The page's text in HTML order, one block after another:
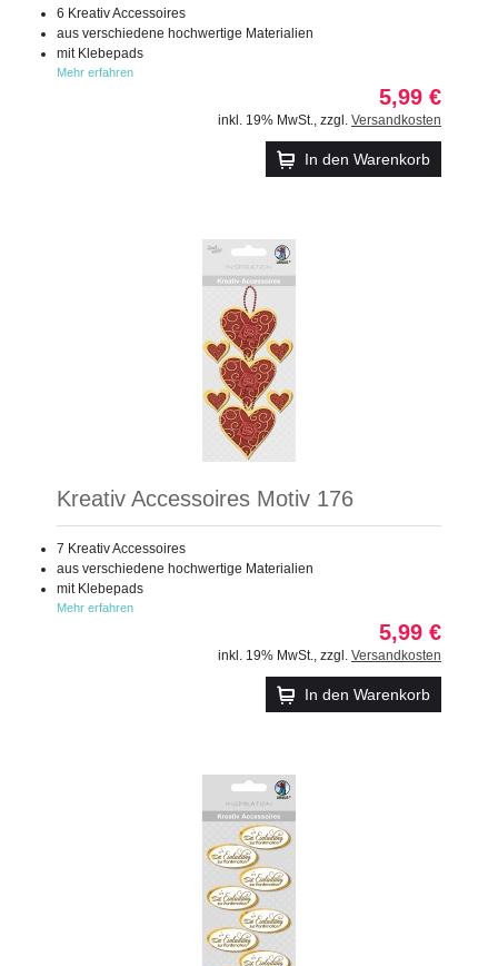
6 Kreativ Accessoires
aus verschiedene hochwertige Materialien
mit Klebepads
Mehr erfahren
5,99 €
inkl. 19% MwSt. zzgl. Versandkosten
In den Warenkorb
Kreativ Accessoires Motiv 176
7 Kreativ Accessoires
aus verschiedene hochwertige Materialien
mit Klebepads
Mehr erfahren
5,99 €
inkl. 19% MwSt. zzgl. Versandkosten
In den Warenkorb